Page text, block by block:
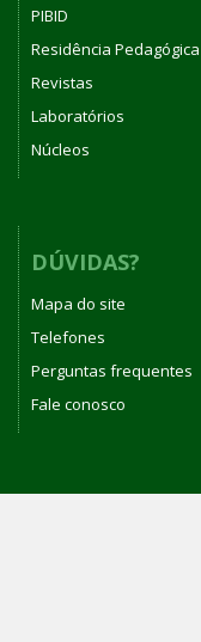
PIBID
Residência Pedagógica
Revistas
Laboratórios
Núcleos
DÚVIDAS?
Mapa do site
Telefones
Perguntas frequentes
Fale conosco